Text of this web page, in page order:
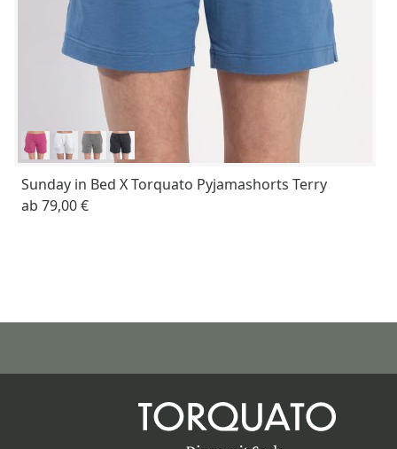
Sunday in Bed X Torquato Pyjamashorts Terry
ab 79,00 €